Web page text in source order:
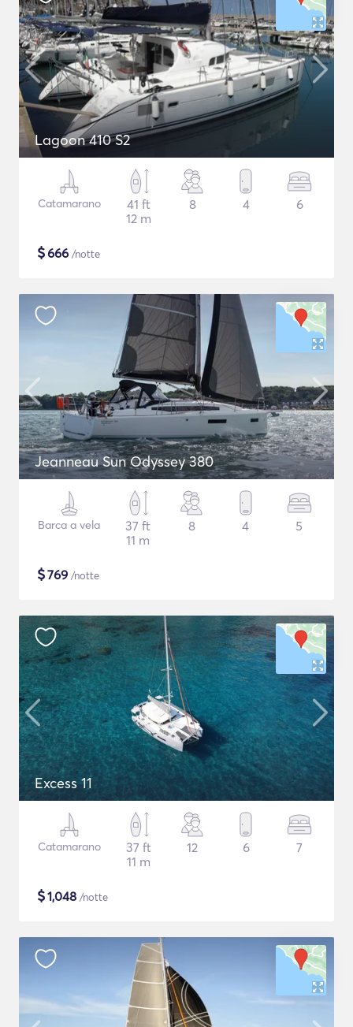
Lagoon 410 S2
Catamarano
41 ft
12 m
8 4 6
$666 /notte
Jeanneau Sun Odyssey 380
Barca a vela
37 ft
11 m
8 4 5
$769 /notte
Excess 11
Catamarano
37 ft
11 m
12 6 7
$1,048 /notte